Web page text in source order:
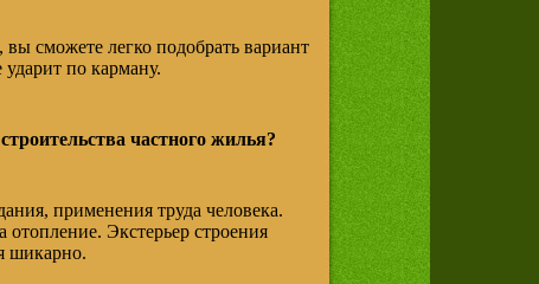
сможете легко подобрать вариант
по карману.
частного жилья?
применения труда человека.
отопление. Экстерьер строения
шикарно.